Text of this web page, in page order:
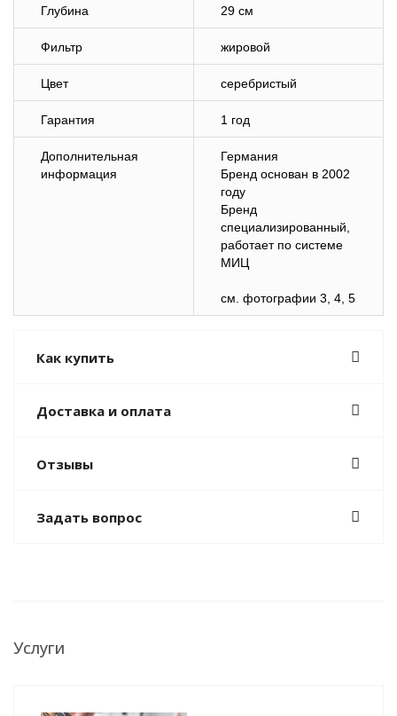
Глубина 29 см
Фильтр жировой
Цвет серебристый
Гарантия 1 год
Дополнительная
информация
Германия
Бренд основан в 2002
году
Бренд
специализированный,
работает по системе
МИЦ
см. фотографии 3, 4, 5
Как купить
Доставка и оплата
Отзывы
Задать вопрос
Услуги